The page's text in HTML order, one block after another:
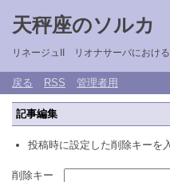
天秤座のソルカ
リネージュII リオナサーバにおけ
戻る RSS 管理者用
記事編集
投稿時に設定した削除キーを
削除キー